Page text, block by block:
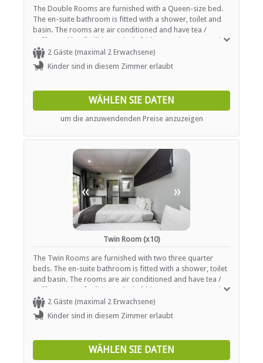
Kostenloser Tee / Kaffee
Restaurant / Esszimmer
INTERNET
Kostenloses Wi-Fi
The Double Rooms are furnished with a Queen-size bed.
The en-suite bathroom is fitted with a shower, toilet and
basin. The rooms are air conditioned and have tea /
coffee making facilities, a desk, fridge, seating area and a
patio. Rooms are serviced daily. Wi-Fi is available in public
areas.
2 Gäste (maximal 2 Erwachsene)
Kinder sind in diesem Zimmer erlaubt
WÄHLEN SIE DATEN
um die anzuwendenden Preise anzuzeigen
« »
Twin Room (x10)
The Twin Rooms are furnished with two three quarter
beds. The en-suite bathroom is fitted with a shower, toilet
and basin. The rooms are air conditioned and have tea /
coffee making facilities, a desk, fridge, seating area and a
patio. Rooms are serviced daily. Wi-Fi is available in public
areas.
2 Gäste (maximal 2 Erwachsene)
Kinder sind in diesem Zimmer erlaubt
WÄHLEN SIE DATEN